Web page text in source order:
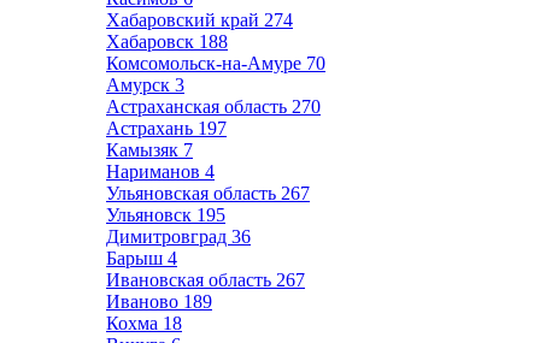
Хабаровский край 274
Хабаровск 188
Комсомольск-на-Амуре 70
Амурск 3
Астраханская область 270
Астрахань 197
Камызяк 7
Нариманов 4
Ульяновская область 267
Ульяновск 195
Димитровград 36
Барыш 4
Ивановская область 267
Иваново 189
Кохма 18